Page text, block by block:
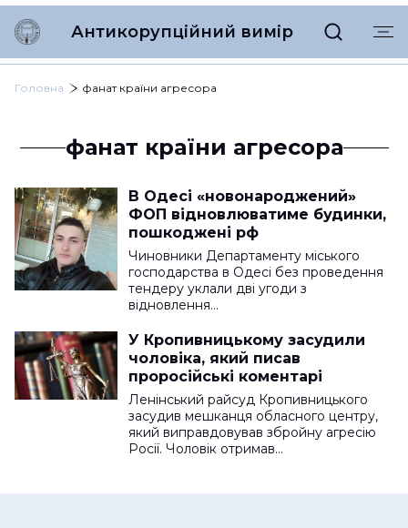
Антикорупційний вимір
Головна фанат країни агресора
фанат країни агресора
В Одесі «новонароджений»
ФОП відновлюватиме будинки,
пошкоджені рф
Чиновники Департаменту міського
господарства в Одесі без проведення
тендеру уклали дві угоди з
відновлення…
У Кропивницькому засудили
чоловіка, який писав
проросійські коментарі
Ленінський райсуд Кропивницького
засудив мешканця обласного центру,
який виправдовував збройну агресію
Росії. Чоловік отримав…